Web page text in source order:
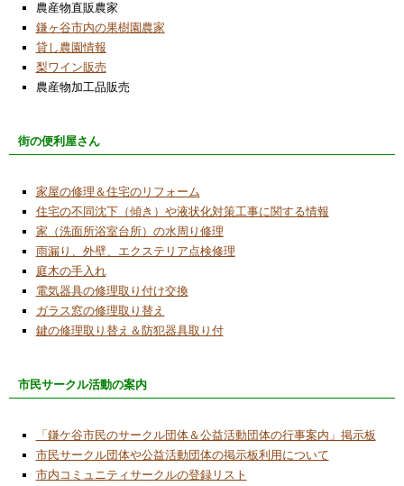
農産物直販農家
鎌ヶ谷市内の果樹園農家
貸し農園情報
梨ワイン販売
農産物加工品販売
街の便利屋さん
家屋の修理＆住宅のリフォーム
住宅の不同沈下（傾き）や液状化対策工事に関する情報
家（洗面所浴室台所）の水周り修理
雨漏り、外壁、エクステリア点検修理
庭木の手入れ
電気器具の修理取り付け交換
ガラス窓の修理取り替え
鍵の修理取り替え＆防犯器具取り付
市民サークル活動の案内
「鎌ケ谷市民のサークル団体＆公益活動団体の行事案内」掲示板
市民サークル団体や公益活動団体の掲示板利用について
市内コミュニティサークルの登録リスト